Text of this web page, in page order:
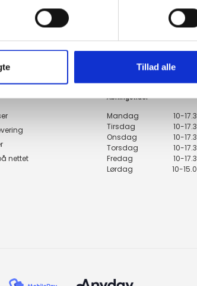
Tillad alle
KUNDESERVICE &
Ring på 23 37 27 84
14 DAGES
nettet
Åbningstider
Mandag
10-
Tirsdag
10-
Onsdag
10-
Torsdag
10-
Fredag
10-
Lørdag
10-